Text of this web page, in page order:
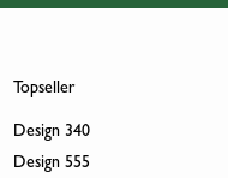
Topseller
Design 340
Design 555